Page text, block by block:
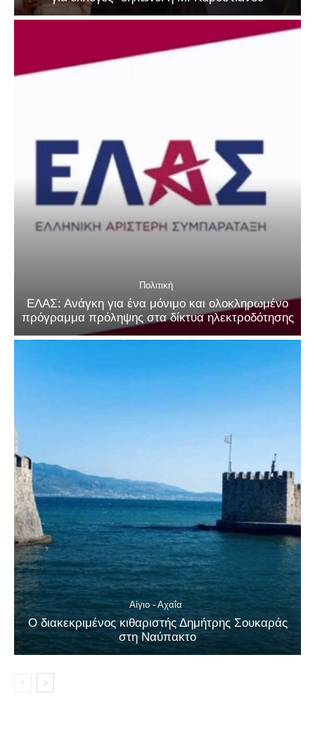
Πολιτική
ΕΛΑΣ: Ανάγκη για ένα μόνιμο και ολοκληρωμένο
πρόγραμμα πρόληψης στα δίκτυα ηλεκτροδότησης
Αίγιο - Αχαΐα
Ο διακεκριμένος κιθαριστής Δημήτρης Σουκαράς
στη Ναύπακτο